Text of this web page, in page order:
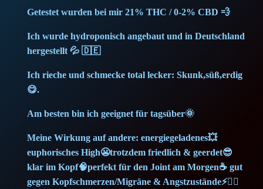
Getestet wurden bei mir 21% THC / 0-2% CBD 💨
Ich wurde hydroponisch angebaut und in Deutschland
hergestellt 💦 🇩🇪
Ich rieche und schmecke total lecker: Skunk,süß,erdig
😋.
Am besten bin ich geeignet für tagsüber🌞
Meine Wirkung auf andere: energiegeladenes💥
euphorisches High😬trotzdem friedlich & geerdet😎
klar im Kopf🧠perfekt für den Joint am Morgen☕ gut
gegen Kopfschmerzen/Migräne & Angstzustände⚡💆‍♀️